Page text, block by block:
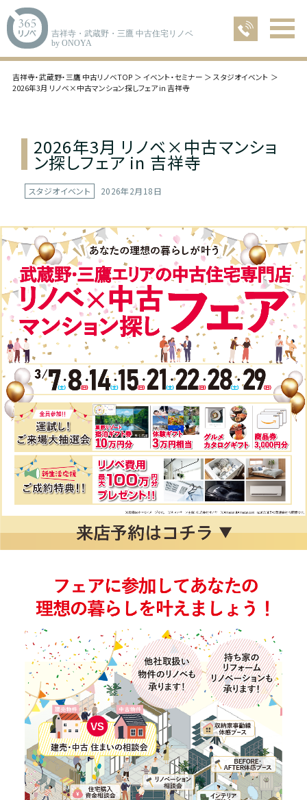
吉祥寺・武蔵野・三鷹 中古住宅リノベ
by ONOYA
吉祥寺・武蔵野・三鷹 中古リノベTOP イベント・セミナー
スタジオイベント
2026年3月 リノベ×中古マンション探しフェア in 吉祥寺
2026年3月 リノベ×中古マンショ
ン探しフェア in 吉祥寺
スタジオイベント 2026年2月18日